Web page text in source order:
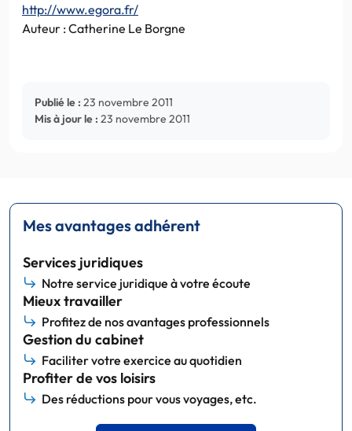
http://www.egora.fr/
Auteur :Catherine Le Borgne
Publié le : 23 novembre 2011
Mis à jour le : 23 novembre 2011
Mes avantages adhérent
Services juridiques
Notre service juridique à votre écoute
Mieux travailler
Profitez de nos avantages professionnels
Gestion du cabinet
Faciliter votre exercice au quotidien
Profiter de vos loisirs
Des réductions pour vous voyages, etc.